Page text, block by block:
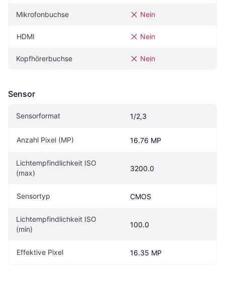
Mikrofonbuchse Nein
HDMI Nein
Kopfhörerbuchse Nein
Sensor
Sensorformat 1/2,3
Anzahl Pixel (MP) 16.76 MP
Lichtempfindlichkeit ISO
(max)
3200.0
Sensortyp CMOS
Lichtempfindlichkeit ISO
(min)
100.0
Effektive Pixel 16.35 MP